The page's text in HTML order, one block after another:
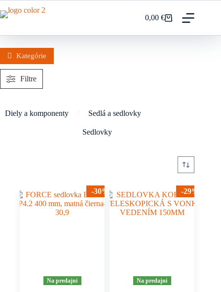
na
Nákupný
0,00€
Diely a komponenty Sedlá a sedlovky
Sedlovky
-30%
Na predajni
-29%
Na predajni
Kategórie
Filtre